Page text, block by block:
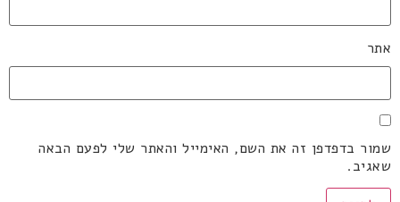
אתר
שמור בדפדפן זה את השם, האימייל והאתר שלי לפעם הבאה
שאגיב.